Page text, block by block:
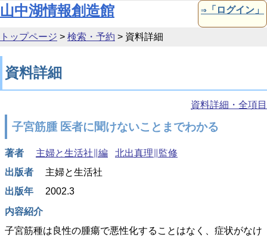
本文へ移動
山中湖情報創造館 ⇒「ログイン」
トップページ > 検索・予約 > 資料詳細
資料詳細
資料詳細・全項目
子宮筋腫 医者に聞けないことまでわかる
著者 主婦と生活社∥編
北出真理∥監修
出版者
主婦と生活社
出版年
2002.3
内容紹介
子宮筋種は良性の腫瘍で悪性化することはなく、症状がなけ